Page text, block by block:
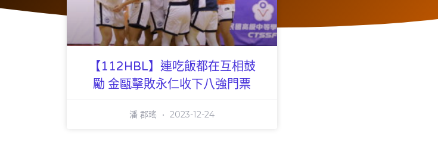
【112HBL】連吃飯都在互相鼓
勵 金甌擊敗永仁收下八強門票
潘 郡瑤 2023-12-24